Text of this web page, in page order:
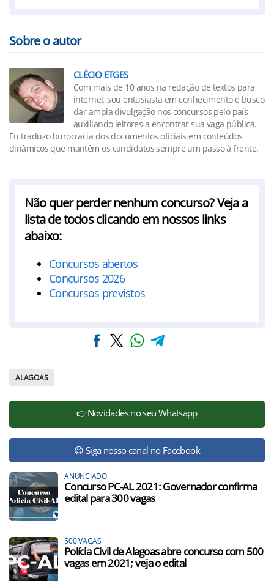
Sobre o autor
CLÉCIO ETGES
Com mais de 10 anos na redação de textos para
internet, sou entusiasta em conhecimento e busco
dar ampla divulgação nos concursos pelo país
auxiliando leitores a encontrar sua vaga pública.
Eu traduzo burocracia dos documentos oficiais em conteúdos
dinâmicos que mantêm os candidatos sempre um passo à frente.
Não quer perder nenhum concurso? Veja a
lista de todos clicando em nossos links
abaixo:
Concursos abertos
Concursos 2026
Concursos previstos
ALAGOAS
👉Novidades no seu Whatsapp
😉 Siga nosso canal no Facebook
ANUNCIADO
Concurso PC-AL 2021: Governador confirma
edital para 300 vagas
500 VAGAS
Polícia Civil de Alagoas abre concurso com 500
vagas em 2021; veja o edital